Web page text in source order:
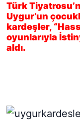
Türk
Uygur’un
kardeşler,
oyunlarıyla
aldı.
SARIYER
SEKTÖR
SPOR